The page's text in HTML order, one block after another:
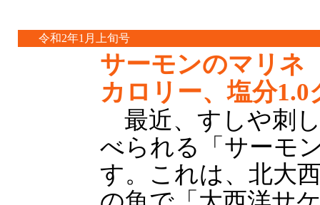
令和2年1月上旬号
サーモンのマリネ
カロリー、塩分1.0
最近、すしや刺
べられる「サーモ
す。これは、北大